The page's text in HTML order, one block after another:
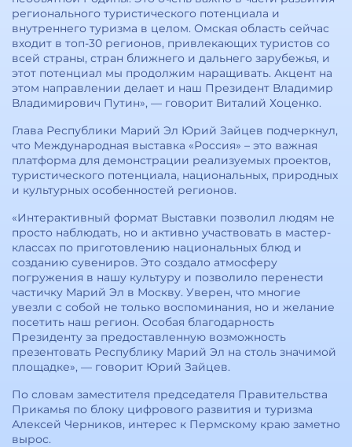
регионального туристического потенциала и
внутреннего туризма в целом. Омская область сейчас
входит в топ-30 регионов, привлекающих туристов со
всей страны, стран ближнего и дальнего зарубежья, и
этот потенциал мы продолжим наращивать. Акцент на
этом направлении делает и наш Президент Владимир
Владимирович Путин», — говорит Виталий Хоценко.
Глава Республики Марий Эл Юрий Зайцев подчеркнул,
что Международная выставка «Россия» – это важная
платформа для демонстрации реализуемых проектов,
туристического потенциала, национальных, природных
и культурных особенностей регионов.
«Интерактивный формат Выставки позволил людям не
просто наблюдать, но и активно участвовать в мастер-
классах по приготовлению национальных блюд и
созданию сувениров. Это создало атмосферу
погружения в нашу культуру и позволило перенести
частичку Марий Эл в Москву. Уверен, что многие
увезли с собой не только воспоминания, но и желание
посетить наш регион. Особая благодарность
Президенту за предоставленную возможность
презентовать Республику Марий Эл на столь значимой
площадке», — говорит Юрий Зайцев.
По словам заместителя председателя Правительства
Прикамья по блоку цифрового развития и туризма
Алексей Черников, интерес к Пермскому краю заметно
вырос.